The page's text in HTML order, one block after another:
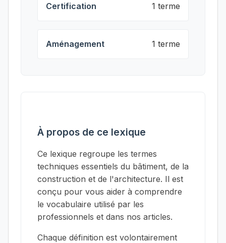
Certification 1 terme
Aménagement 1 terme
À propos de ce lexique
Ce lexique regroupe les termes
techniques essentiels du bâtiment, de la
construction et de l'architecture. Il est
conçu pour vous aider à comprendre
le vocabulaire utilisé par les
professionnels et dans nos articles.
Chaque définition est volontairement